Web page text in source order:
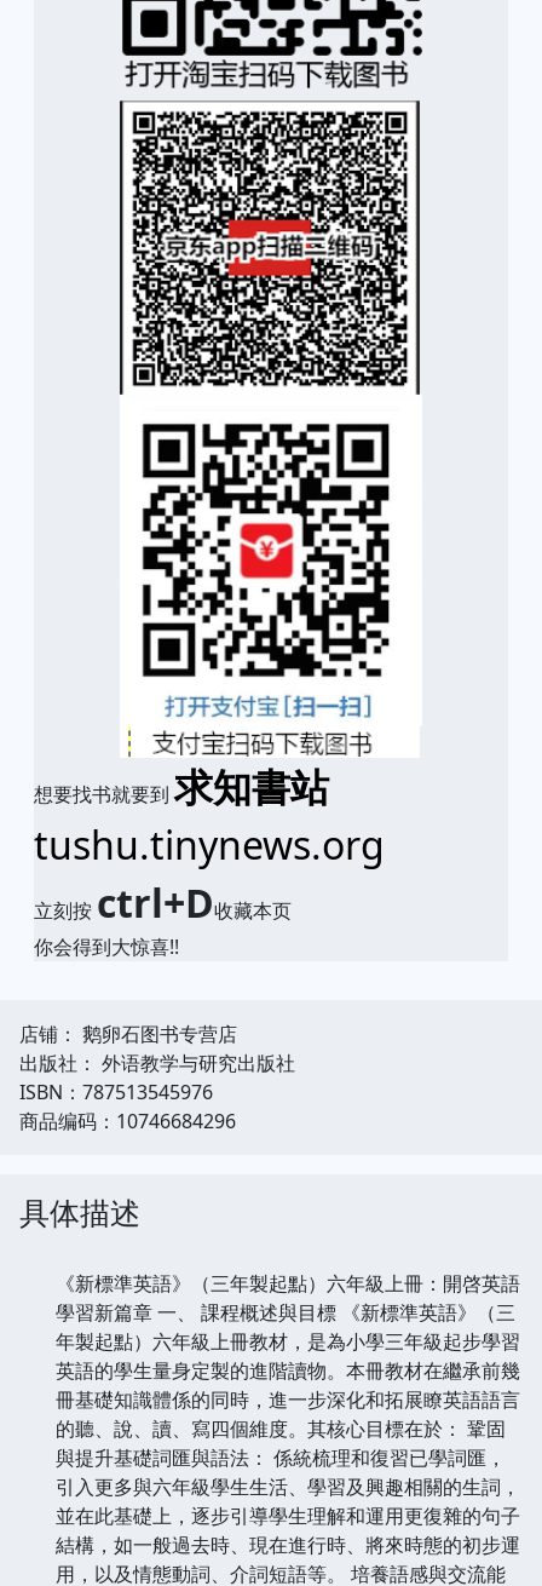
想要找书就要到求知書站
tushu.tinynews.org
立刻按 ctrl+D收藏本页
你会得到大惊喜!!
店铺： 鹅卵石图书专营店
出版社： 外语教学与研究出版社
ISBN：787513545976
商品编码：10746684296
具体描述
《新標準英語》（三年製起點）六年級上冊：開啓英語
學習新篇章 一、 課程概述與目標 《新標準英語》（三
年製起點）六年級上冊教材，是為小學三年級起步學習
英語的學生量身定製的進階讀物。本冊教材在繼承前幾
冊基礎知識體係的同時，進一步深化和拓展瞭英語語言
的聽、說、讀、寫四個維度。其核心目標在於： 鞏固
與提升基礎詞匯與語法： 係統梳理和復習已學詞匯，
引入更多與六年級學生生活、學習及興趣相關的生詞，
並在此基礎上，逐步引導學生理解和運用更復雜的句子
結構，如一般過去時、現在進行時、將來時態的初步運
用，以及情態動詞、介詞短語等。 培養語感與交流能